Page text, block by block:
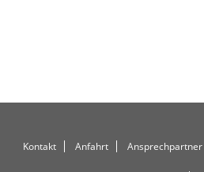
Kontakt Anfahrt Ansprechpartner